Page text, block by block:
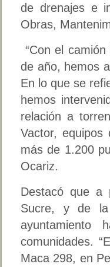
de drenajes e
Obras,
“Con el
de año, hemos
En lo que se
hemos
relación a
Vactor,
más de 1.200
Ocariz.
Destacó que a
Sucre, y de
ayuntamiento
comunidades.
Maca 298, en